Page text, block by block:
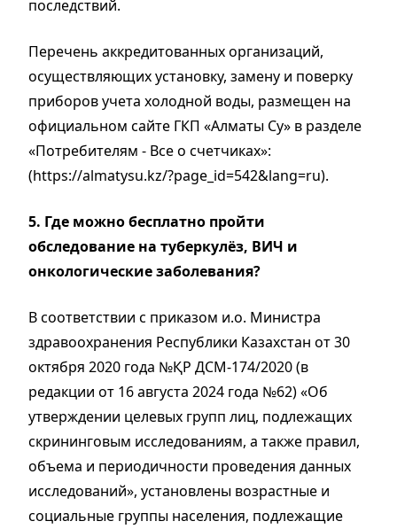
последствий.
Перечень аккредитованных организаций,
осуществляющих установку, замену и поверку
приборов учета холодной воды, размещен на
официальном сайте ГКП «Алматы Су» в разделе
«Потребителям - Всео счетчиках»:
(https://almatysu.kz/?page_id=542&lang=ru).
5. Где можно бесплатно пройти
обследование на туберкулёз, ВИЧ и
онкологические заболевания?
В соответствии с приказом и.о. Министра
здравоохранения Республики Казахстан от 30
октября 2020 года №ҚР ДСМ-174/2020 (в
редакции от 16 августа 2024 года №62) «Об
утверждении целевых групп лиц, подлежащих
скрининговым исследованиям, а также правил,
объема и периодичности проведения данных
исследований», установлены возрастные и
социальные группы населения, подлежащие